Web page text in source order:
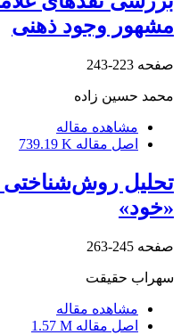
مشهور وجود ذهنی
صفحه 223-243
محمد حسین زاده
مشاهده مقاله
اصل مقاله 739.19 K
تحلیل روش‌شناختی
«خود»
صفحه 245-263
سهراب حقیقت
مشاهده مقاله
اصل مقاله 1.57 M